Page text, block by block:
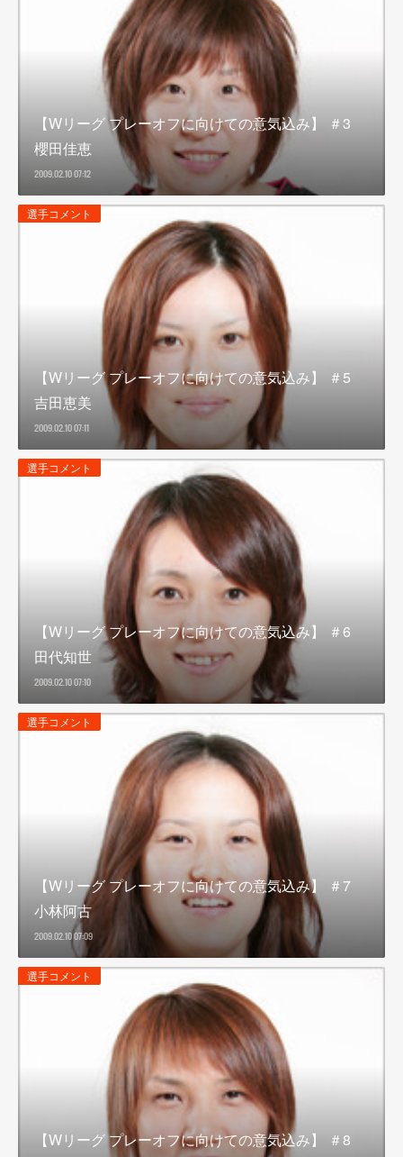
【Wリーグ プレーオフに向けての意気込み】 ＃3
櫻田佳恵
2009.02.10 07:12
選手コメント
【Wリーグ プレーオフに向けての意気込み】 ＃5
吉田恵美
2009.02.10 07:11
選手コメント
【Wリーグ プレーオフに向けての意気込み】 ＃6
田代知世
2009.02.10 07:10
選手コメント
【Wリーグ プレーオフに向けての意気込み】 ＃7
小林阿古
2009.02.10 07:09
選手コメント
【Wリーグ プレーオフに向けての意気込み】 ＃8